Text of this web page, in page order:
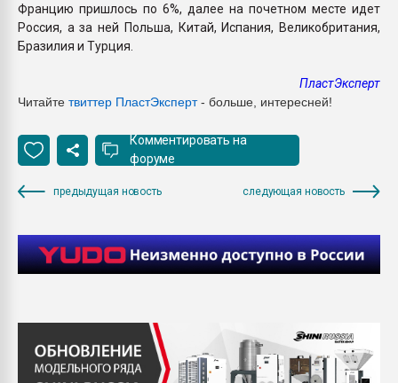
Францию пришлось по 6%, далее на почетном месте идет
Россия, а за ней Польша, Китай, Испания, Великобритания,
Бразилия и Турция.
ПластЭксперт
Читайте твиттер ПластЭксперт- больше, интересней!
Комментировать на
форуме
предыдущая новость следующая новость